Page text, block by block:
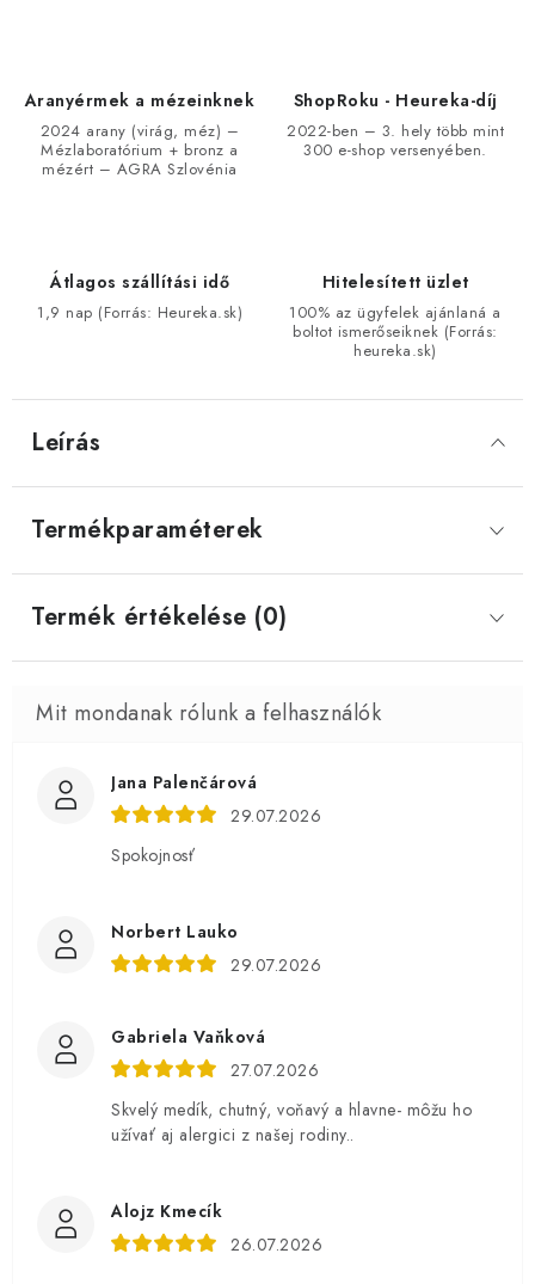
Aranyérmek a mézeinknek
2024 arany (virág, méz) –
Mézlaboratórium + bronz a
mézért – AGRA Szlovénia
ShopRoku - Heureka-díj
2022-ben – 3. hely több mint
300 e-shop versenyében.
Átlagos szállítási idő
1,9 nap (Forrás: Heureka.sk)
Hitelesített üzlet
100% az ügyfelek ajánlaná a
boltot ismerőseiknek (Forrás:
heureka.sk)
Leírás
Termékparaméterek
Termék értékelése (0)
Jana Palenčárová
29.07.2026
Spokojnosť
Norbert Lauko
29.07.2026
Gabriela Vaňková
27.07.2026
Skvelý medík, chutný, voňavý a hlavne- môžu ho
užívať aj alergici z našej rodiny..
Alojz Kmecík
26.07.2026